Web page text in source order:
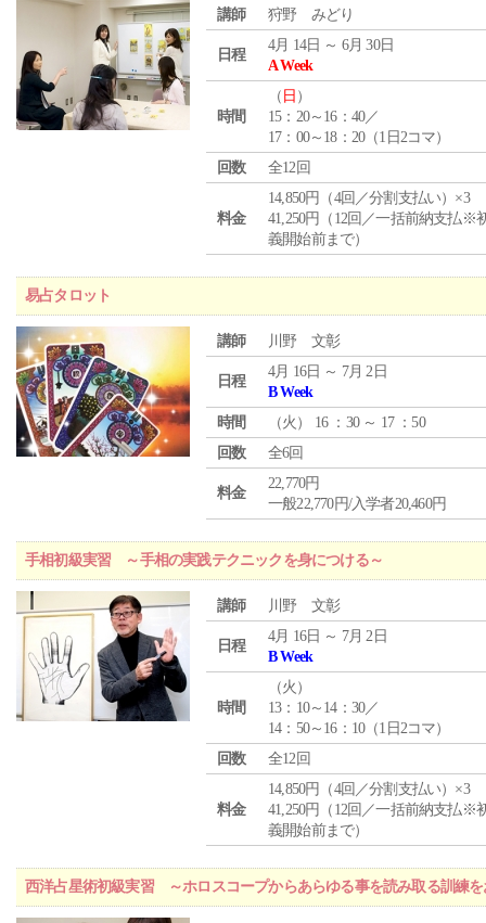
講師 狩野 みどり
日程
4月 14日 ～ 6月 30日
A Week
時間
（ 日 ）
15：20～16：40／
17：00～18：20（1日2コマ）
回数
全12回
料金
14,850円（4回／分割支払い）×3
41,250円（12回／一括前納支払※
義開始前まで）
易占タロット
講師 川野 文彰
日程
4月 16日 ～ 7月 2日
B Week
時間
（火 ） 16 ：30 ～ 17 ：50
回数
全6回
料金
22,770円
一般22,770円/入学者20,460円
手相初級実習 ～手相の実践テクニックを身につける～
講師 川野 文彰
日程
4月 16日 ～ 7月 2日
B Week
時間
（火 ）
13：10～14：30／
14：50～16：10（1日2コマ）
回数
全12回
料金
14,850円（4回／分割支払い）×3
41,250円（12回／一括前納支払※
義開始前まで）
西洋占星術初級実習 ～ホロスコープからあらゆる事を読み取る訓練を